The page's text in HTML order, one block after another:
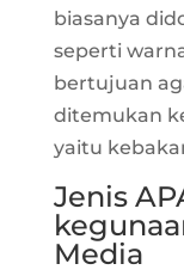
biasanya
seperti
bertujuan
ditemukan
yaitu
Jenis
Media